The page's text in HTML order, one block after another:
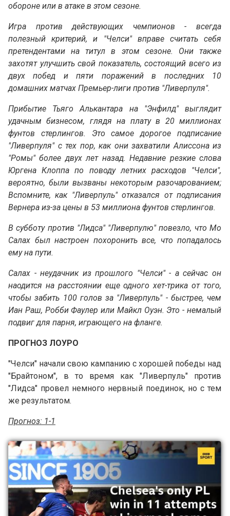
обороне или в атаке в этом сезоне.
Игра против действующих чемпионов - всегда
полезный критерий, и "Челси" вправе считать себя
претендентами на титул в этом сезоне. Они также
захотят улучшить свой показатель, состоящий всего из
двух побед и пяти поражений в последних 10
домашних матчах Премьер-лиги против "Ливерпуля".
Прибытие Тьяго Алькантара на "Энфилд" выглядит
удачным бизнесом, глядя на плату в 20 миллионах
фунтов стерлингов. Это самое дорогое подписание
"Ливерпуля" с тех пор, как они захватили Алиссона из
"Ромы" более двух лет назад. Недавние резкие слова
Юргена Клоппа по поводу летних расходов "Челси",
вероятно, были вызваны некоторым разочарованием;
Вспомните, как "Ливерпуль" отказался от подписания
Вернера из-за цены в 53 миллиона фунтов стерлингов.
В субботу против "Лидса" "Ливерпулю" повезло, что Мо
Салах был настроен похоронить все, что попадалось
ему на пути.
Салах - неудачник из прошлого "Челси" - а сейчас он
наодится на расстоянии еще одного хет-трика от того,
чтобы забить 100 голов за "Ливерпуль" - быстрее, чем
Иан Раш, Робби Фаулер или Майкл Оуэн. Это - немалый
подвиг для парня, играющего на фланге.
ПРОГНОЗ ЛОУРО
"Челси" начали свою кампанию с хорошей победы над
"Брайтоном", в то время как "Ливерпуль" против
"Лидса" провел немного нервный поединок, но с тем
же результатом.
Прогноз: 1-1